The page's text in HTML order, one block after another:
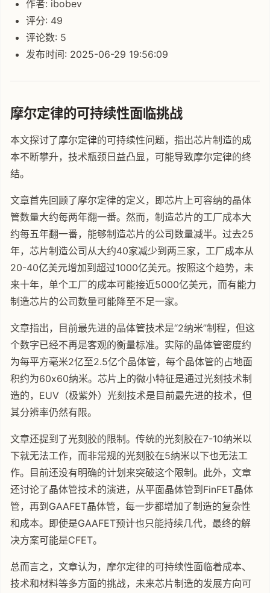
作者: ibobev
评分: 49
评论数: 5
发布时间: 2025-06-29 19:56:09
摩尔定律的可持续性面临挑战
本文探讨了摩尔定律的可持续性问题，指出芯片制造的成
本不断攀升，技术瓶颈日益凸显，可能导致摩尔定律的终
结。
文章首先回顾了摩尔定律的定义，即芯片上可容纳的晶体
管数量大约每两年翻一番。然而，制造芯片的工厂成本大
约每五年翻一番，能够制造芯片的公司数量减半。过去25
年，芯片制造公司从大约40家减少到两三家，工厂成本从
20-40亿美元增加到超过1000亿美元。按照这个趋势，未
来十年，单个工厂的成本可能接近5000亿美元，而有能力
制造芯片的公司数量可能降至不足一家。
文章指出，目前最先进的晶体管技术是“2纳米”制程，但这
个数字已经不再是客观的衡量标准。实际的晶体管密度约
为每平方毫米2亿至2.5亿个晶体管，每个晶体管的占地面
积约为60x60纳米。芯片上的微小特征是通过光刻技术制
造的，EUV（极紫外）光刻技术是目前最先进的技术，但
其分辨率仍然有限。
文章还提到了光刻胶的限制。传统的光刻胶在7-10纳米以
下就无法工作，而非常规的光刻胶在5纳米以下也无法工
作。目前还没有明确的计划来突破这个限制。此外，文章
还讨论了晶体管技术的演进，从平面晶体管到FinFET晶体
管，再到GAAFET晶体管，每一步都增加了制造的复杂性
和成本。即使是GAAFET预计也只能持续几代，最终的解
决方案可能是CFET。
总而言之，文章认为，摩尔定律的可持续性面临着成本、
技术和材料等多方面的挑战，未来芯片制造的发展方向可